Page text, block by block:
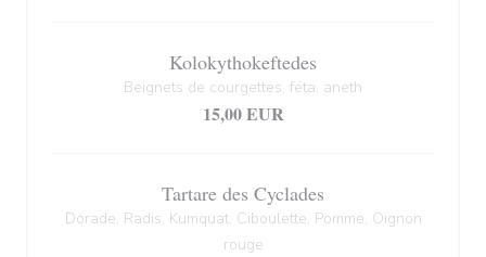
Kolokythokeftedes
Beignets de courgettes, féta, aneth
15,00 EUR
Tartare des Cyclades
Dorade, Radis, Kumquat, Ciboulette, Pomme, Oignon
rouge